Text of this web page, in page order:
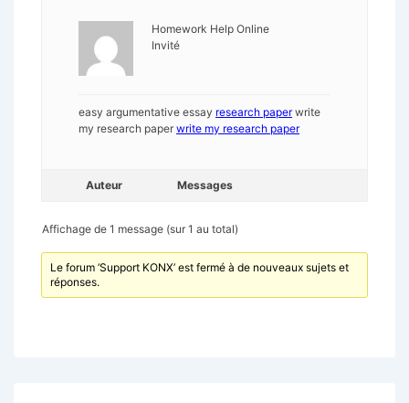
Homework Help Online
Invité
easy argumentative essay research paperwrite
my research paper write my research paper
Auteur Messages
Affichage de 1 message (sur 1 au total)
Le forum ‘Support KONX’ est fermé à de nouveaux sujets et
réponses.